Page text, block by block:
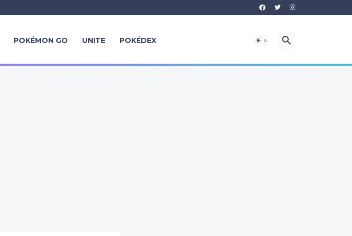
POKÉMON GO UNITE POKÉDEX